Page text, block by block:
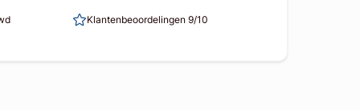
Klantenbeoordelingen 9/10